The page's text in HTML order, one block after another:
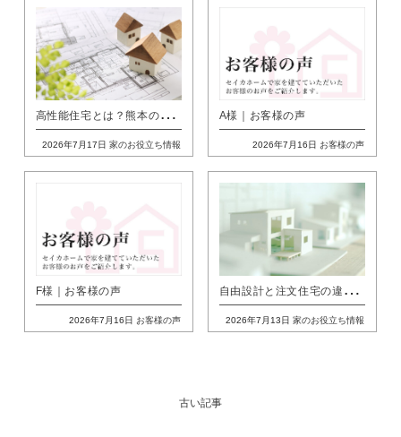
高
性能住宅とは？熊本の住まいに必要な性能の定義と後悔しない選び方を解説
2026年7月17日 家のお役立ち情報
A様｜お客様の声
2026年7月16日 お客様の声
F様｜お客様の声
2026年7月16日 お客様の声
自
由設計と注文住宅の違いとは｜熊本の家づくりで失敗しないための基準
2026年7月13日 家のお役立ち情報
古い記事